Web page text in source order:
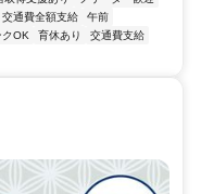
交通費全額支給
午前
クOK 育休あり
交通費支給